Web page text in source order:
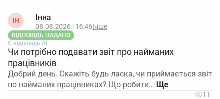
ІН Інна
08.08.2026 | 16:46Інше
ВІДПОВІДЬ НАДАНО
Є відповідь АІ
Чи потрібно подавати звіт про найманих
працівників
Добрий день. Скажіть будь ласка, чи приймається звіт
по найманих працівниках? Що робити…
11